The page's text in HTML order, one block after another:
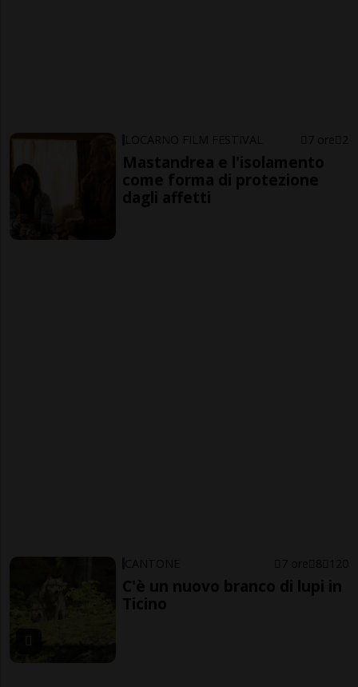
LOCARNO FILM FESTIVAL 7 ore 2
Mastandrea e l'isolamento
come forma di protezione
dagli affetti
CANTONE 7 ore 8 120
C'è un nuovo branco di lupi in
Ticino